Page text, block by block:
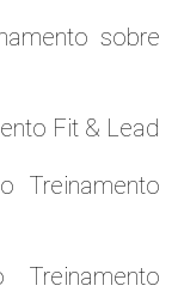
sobre
Fit & Lead
Treinamento